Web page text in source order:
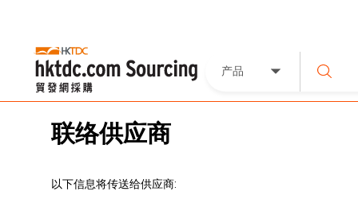
产品
联络供应商
以下信息将传送给供应商: